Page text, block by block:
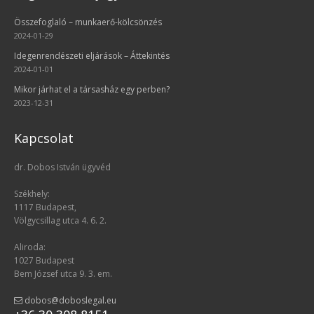
Összefoglaló – munkaerő-kölcsönzés
2024-01-29
Idegenrendészeti eljárások – Áttekintés
2024-01-01
Mikor járhat el a társasház egy perben?
2023-12-31
Kapcsolat
dr. Dobos István ügyvéd
Székhely:
1117 Budapest,
Völgycsillag utca 4. 6. 2.
Aliroda:
1027 Budapest
Bem József utca 9. 3. em.
dobos@doboslegal.eu